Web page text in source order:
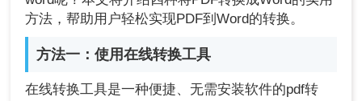
方法，帮助用户轻松实现PDF到Word的转换。
方法一：使用在线转换工具
在线转换工具是一种便捷、无需安装软件的pdf转